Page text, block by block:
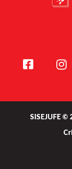
Facebook
SISEJUFE